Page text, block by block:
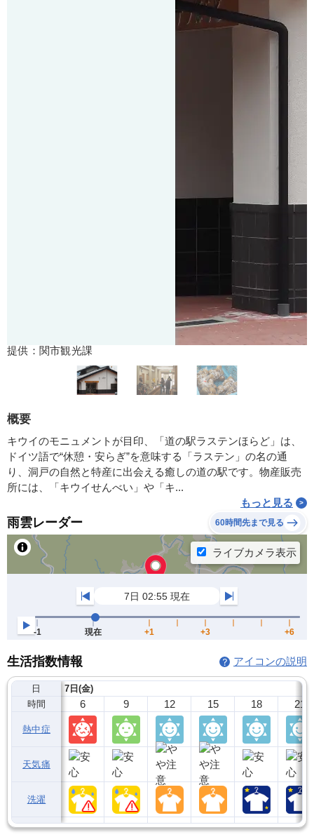
提供：関市観光課
概要
キウイのモニュメントが目印、「道の駅ラステンほらど」は、
ドイツ語で“休憩・安らぎ”を意味する「ラステン」の名の通
り、洞戸の自然と特産に出会える癒しの道の駅です。物産販売
所には、「キウイせんべい」や「キ...
もっと見る
雨雲レーダー 60時間先まで見る
生活指数情報 アイコンの説明
日
時間
熱中症
天気痛
洗濯
7日(金)
6 9 12 15 18 21